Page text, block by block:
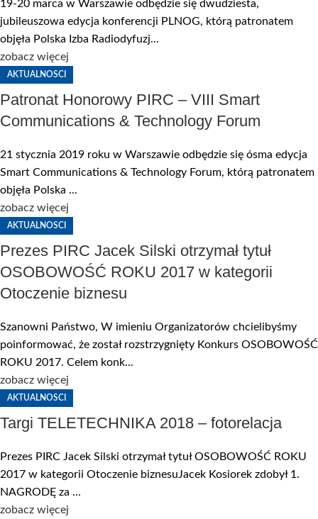
19-20 marca w Warszawie odbędzie się dwudziesta,
jubileuszowa edycja konferencji PLNOG, którą patronatem
objęła Polska Izba Radiodyfuzj...
zobacz więcej
AKTUALNOSCI
Patronat Honorowy PIRC – VIII Smart
Communications & Technology Forum
21 stycznia 2019 roku w Warszawie odbędzie się ósma edycja
Smart Communications & Technology Forum, którą patronatem
objęła Polska ...
zobacz więcej
AKTUALNOSCI
Prezes PIRC Jacek Silski otrzymał tytuł
OSOBOWOŚĆ ROKU 2017 w kategorii
Otoczenie biznesu
Szanowni Państwo, W imieniu Organizatorów chcielibyśmy
poinformować, że został rozstrzygnięty Konkurs OSOBOWOŚĆ
ROKU 2017. Celem konk...
zobacz więcej
AKTUALNOSCI
Targi TELETECHNIKA 2018 – fotorelacja
Prezes PIRC Jacek Silski otrzymał tytuł OSOBOWOŚĆ ROKU
2017 w kategorii Otoczenie biznesuJacek Kosiorek zdobył 1.
NAGRODĘ za ...
zobacz więcej